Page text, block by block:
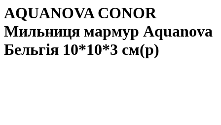
AQUANOVA CONOR
Мильниця мармур Aquanova
Бельгія 10*10*3 см(р)